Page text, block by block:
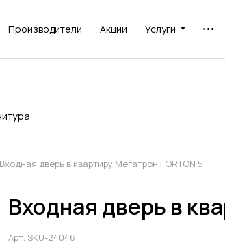
Производители Акции Услуги
Входная дверь в квартиру Мегатрон FORTON 5
Входная дверь в
Арт. SKU-24046